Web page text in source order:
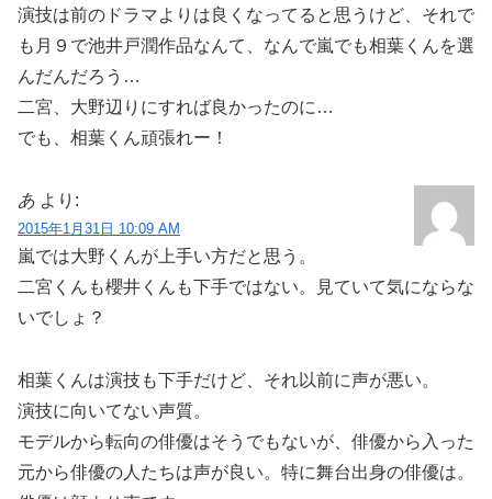
演技は前のドラマよりは良くなってると思うけど、それで
も月９で池井戸潤作品なんて、なんで嵐でも相葉くんを選
んだんだろう…
二宮、大野辺りにすれば良かったのに…
でも、相葉くん頑張れー！
あ より:
2015年1月31日 10:09 AM
嵐では大野くんが上手い方だと思う。
二宮くんも櫻井くんも下手ではない。見ていて気にならな
いでしょ？
相葉くんは演技も下手だけど、それ以前に声が悪い。
演技に向いてない声質。
モデルから転向の俳優はそうでもないが、俳優から入った
元から俳優の人たちは声が良い。特に舞台出身の俳優は。